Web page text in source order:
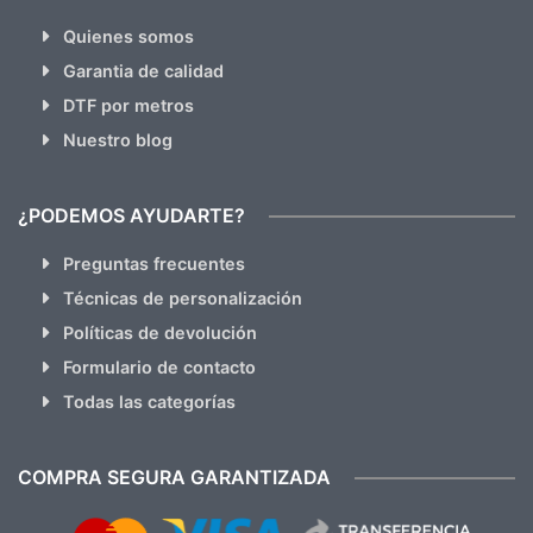
Quienes somos
Garantia de calidad
DTF por metros
Nuestro blog
¿PODEMOS AYUDARTE?
Preguntas frecuentes
Técnicas de personalización
Políticas de devolución
Formulario de contacto
Todas las categorías
COMPRA SEGURA GARANTIZADA